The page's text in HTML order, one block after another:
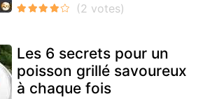
Les 6 secrets pour un
poisson grillé savoureux
à chaque fois